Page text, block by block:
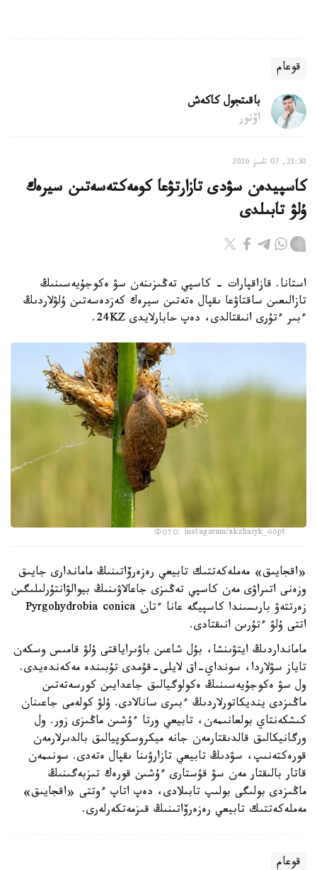
قوعام
باقىتجول كاكەش
اۆتور
21:30, 07 تامىز 2026
كاسپيدەن سۋدى تازارتۋعا كومەكتەسەتىن سيرەك
ۇلۋ تابىلدى
استانا. قازاقپارات - كاسپي تەڭىزىنەن سۋ ەكوجۇيەسىنىڭ
تازالىعىن ساقتاۋعا ىقپال ەتەتىن سيرەك كەزدەسەتىن ۇلۋلاردىڭ
ءبىر ءتۇرى انىقتالدى، دەپ حابارلايدى 24KZ.
Фото: instagaram/akzhaiyk_oopt
«اقجايىق» مەملەكەتتىك تابيعي رەزەرۆاتىنىڭ ماماندارى جايىق
وزەنى اتىراۋى مەن كاسپي تەڭىزى جاعالاۋىنىڭ بيوالۋانتۇرلىلىگىن
زەرتتەۋ بارىسىندا كاسپيگە عانا ءتان Pyrgohydrobia conica
اتتى ۇلۋ ءتۇرىن انىقتادى.
مامانداردىڭ ايتۋىنشا، بۇل شاعىن باۋىراياقتى ۇلۋ قامىس وسكەن
تاياز سۋلاردا، سونداي-اق لايلى-قۇمدى تۇبىندە مەكەندەيدى.
ول سۋ ەكوجۇيەسىنىڭ ەكولوگيالىق جاعدايىن كورسەتەتىن
ماڭىزدى ينديكاتورلاردىڭ ءبىرى سانالادى. ۇلۋ كولەمى جاعىنان
كىشكەنتاي بولعانىمەن، تابيعي ورتا ءۇشىن ماڭىزى زور. ول
ورگانيكالىق قالدىقتارمەن جانە ميكروسكوپيالىق بالدىرلارمەن
قورەكتەنىپ، سۋدىڭ تابيعي تازارۋىنا ىقپال ەتەدى. سونىمەن
قاتار بالىقتار مەن سۋ قۇستارى ءۇشىن قورەك تىزبەگىنىڭ
ماڭىزدى بولىگى بولىپ تابىلادى، دەپ اتاپ ءوتتى «اقجايىق»
مەملەكەتتىك تابيعي رەزەرۆاتىنىڭ قىزمەتكەرلەرى.
قوعام